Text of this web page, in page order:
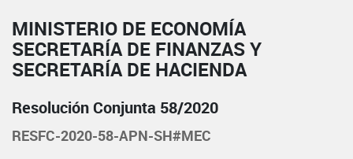
MINISTERIO DE ECONOMÍA
SECRETARÍA DE FINANZAS Y
SECRETARÍA DE HACIENDA
Resolución Conjunta 58/2020
RESFC-2020-58-APN-SH#MEC